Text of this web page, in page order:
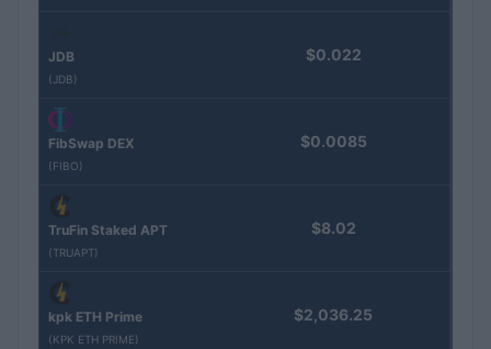
JDB
(JDB)
$0.022
FibSwap DEX
(FIBO)
$0.0085
TruFin Staked APT
(TRUAPT)
$8.02
kpk ETH Prime
(KPK ETH PRIME)
$2,036.25